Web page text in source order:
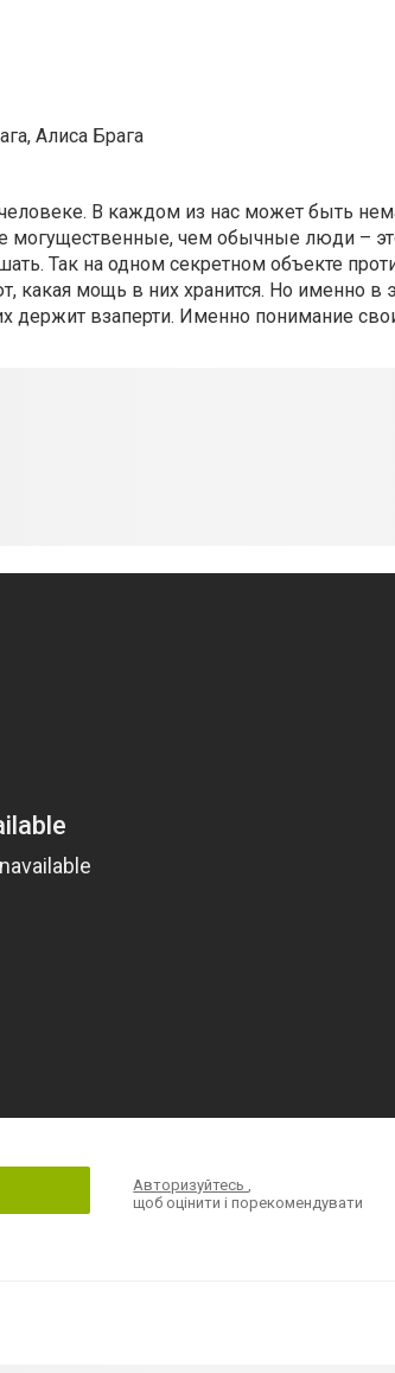
Алиса Брага
В каждом из нас может быть
могущественные, чем обычные люди –
Так на одном секретном объекте
мощь в них хранится. Но именно в
держит взаперти. Именно понимание
Авторизуйтесь
щоб оцінити і порекомендувати